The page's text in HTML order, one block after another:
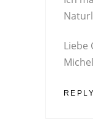
Liebe